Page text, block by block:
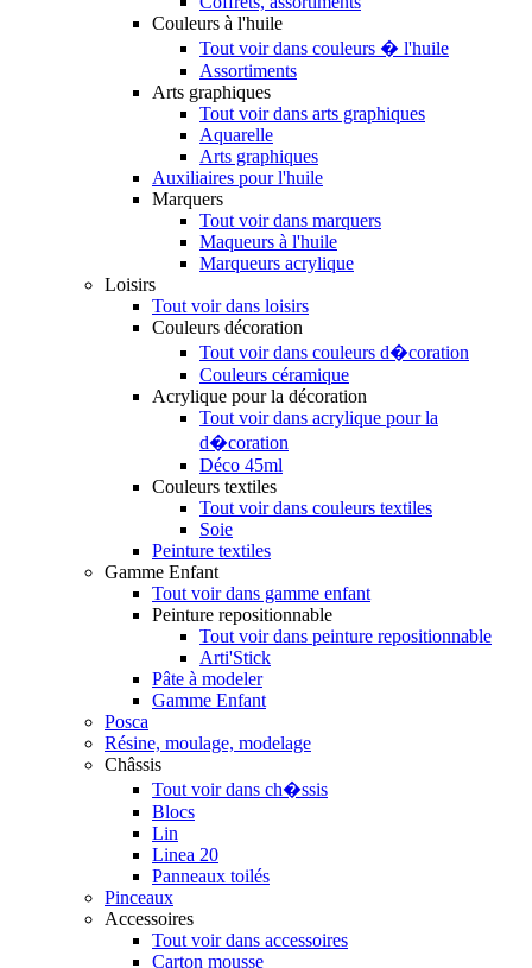
Couleurs à l'huile
Tout voir dans couleurs � l'huile
Assortiments
Arts graphiques
Tout voir dans arts graphiques
Aquarelle
Arts graphiques
Auxiliaires pour l'huile
Marquers
Tout voir dans marquers
Maqueurs à l'huile
Marqueurs acrylique
Loisirs
Tout voir dans loisirs
Couleurs décoration
Tout voir dans couleurs d�coration
Couleurs céramique
Acrylique pour la décoration
Tout voir dans acrylique pour la
d�coration
Déco 45ml
Couleurs textiles
Tout voir dans couleurs textiles
Soie
Peinture textiles
Gamme Enfant
Tout voir dans gamme enfant
Peinture repositionnable
Tout voir dans peinture repositionnable
Arti'Stick
Pâte à modeler
Gamme Enfant
Posca
Résine, moulage, modelage
Châssis
Tout voir dans ch�ssis
Blocs
Lin
Linea 20
Panneaux toilés
Pinceaux
Accessoires
Tout voir dans accessoires
Carton mousse